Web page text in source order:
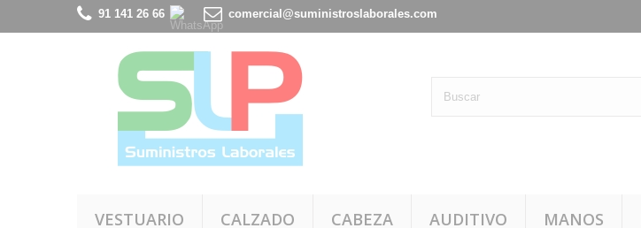
91 141 26 66 comercial@suministroslaborales.com
VESTUARIO CALZADO CABEZA AUDITIVO MANOS